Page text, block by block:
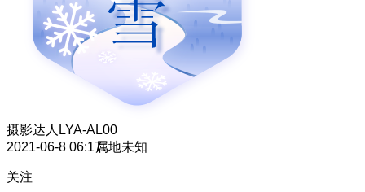
摄影达人 LYA-AL00
2021-06-8 06:17属地未知
关注